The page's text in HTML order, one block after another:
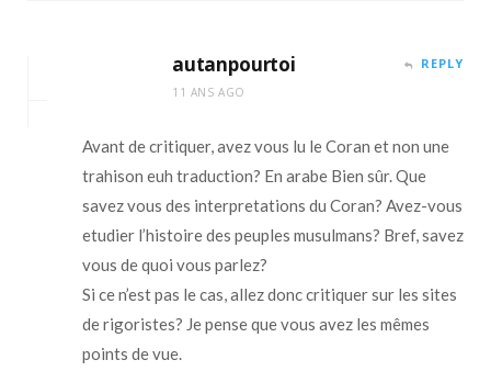
autanpourtoi
11 ANS AGO
REPLY
Avant de critiquer, avez vous lu le Coran et non une
trahison euh traduction? En arabe Bien sûr. Que
savez vous des interpretations du Coran? Avez-vous
etudier l’histoire des peuples musulmans? Bref, savez
vous de quoi vous parlez?
Si ce n’est pas le cas, allez donc critiquer sur les sites
de rigoristes? Je pense que vous avez les mêmes
points de vue.